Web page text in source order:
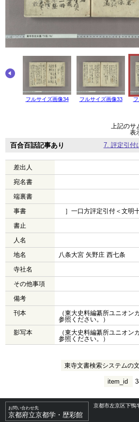
フルサイズ画像34 フルサイズ画像33
上記のサ
表
百合百話記事あり 7. 評定引付
差出人
宛名書
端裏書
事書
］一口方評定引付＜文明
書止
人名
地名
八条大宮 矢野庄 西七条
寺社名
その他事項
備考
刊本
（東大史料編纂所ユニオン
参照ください。）
影写本
（東大史料編纂所ユニオン
参照ください。）
東寺文書検索システムの
item_id
お問い合わせ先
京都府立京都学・歴彩館
京都市左京区下鴨